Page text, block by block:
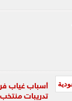
أسباب غياب
تدريبات